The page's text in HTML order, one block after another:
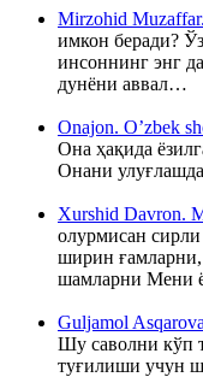
Mirzohid
имкон беради?
инсоннинг энг
дунёни аввал…
Onajon. O’zbek
Она ҳақида
Онани
Xurshid Davron.
олурмисан
ширин
шамларни Мени
Guljamol
Шу саволни кўп
туғилиши учун